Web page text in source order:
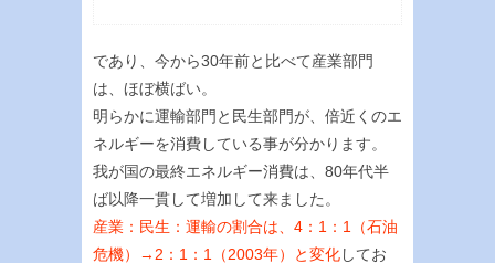
であり、今から30年前と比べて産業部門
は、ほぼ横ばい。
明らかに運輸部門と民生部門が、倍近くのエ
ネルギーを消費している事が分かります。
我が国の最終エネルギー消費は、80年代半
ば以降一貫して増加して来ました。
産業：民生：運輸の割合は、4：1：1（石油
危機）→2：1：1（2003年）と変化してお